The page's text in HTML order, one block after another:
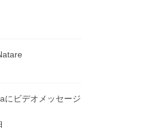
にビデオメッセージ